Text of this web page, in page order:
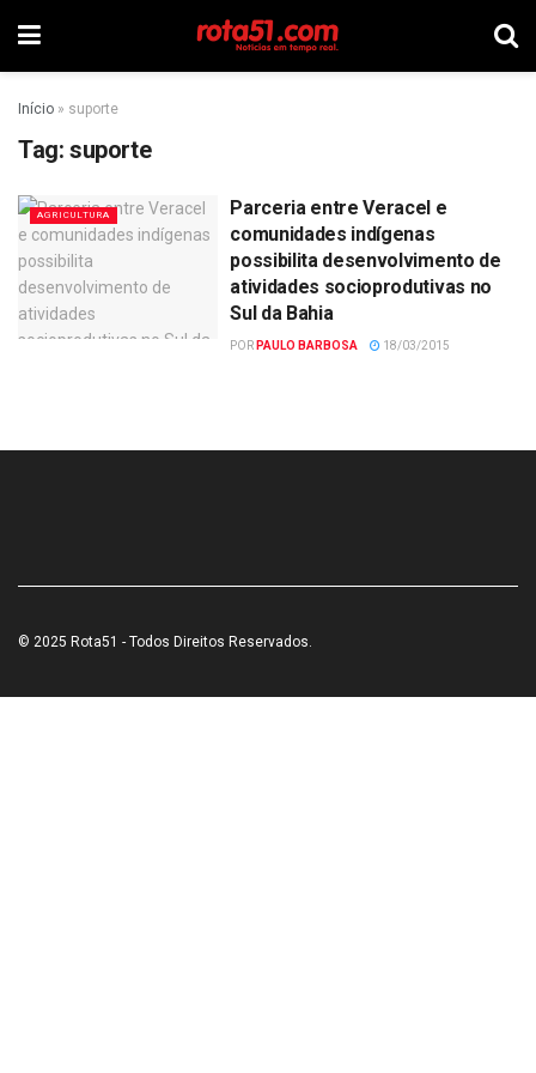
Início » suporte
Tag: suporte
AGRICULTURA
Parceria entre Veracel e
comunidades indígenas
possibilita desenvolvimento de
atividades socioprodutivas no
Sul da Bahia
POR PAULO BARBOSA 18/03/2015
© 2025 Rota51 - Todos Direitos Reservados.